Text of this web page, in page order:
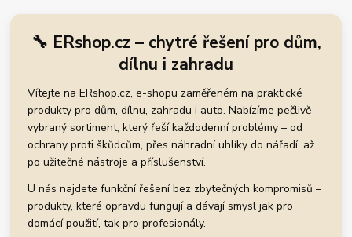
🔧 ERshop.cz – chytré řešení pro dům,
dílnu i zahradu
Vítejte na ERshop.cz, e-shopu zaměřeném na praktické
produkty pro dům, dílnu, zahradu i auto. Nabízíme pečlivě
vybraný sortiment, který řeší každodenní problémy – od
ochrany proti škůdcům, přes náhradní uhlíky do nářadí, až
po užitečné nástroje a příslušenství.
U nás najdete funkční řešení bez zbytečných kompromisů –
produkty, které opravdu fungují a dávají smysl jak pro
domácí použití, tak pro profesionály.